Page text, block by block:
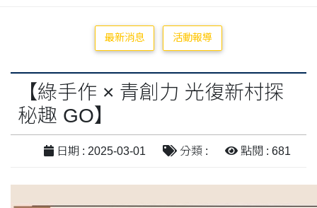
最新消息 活動報導
【綠手作 × 青創力 光復新村探
秘趣 GO】
日期 : 2025-03-01 分類 : 點閱 : 681